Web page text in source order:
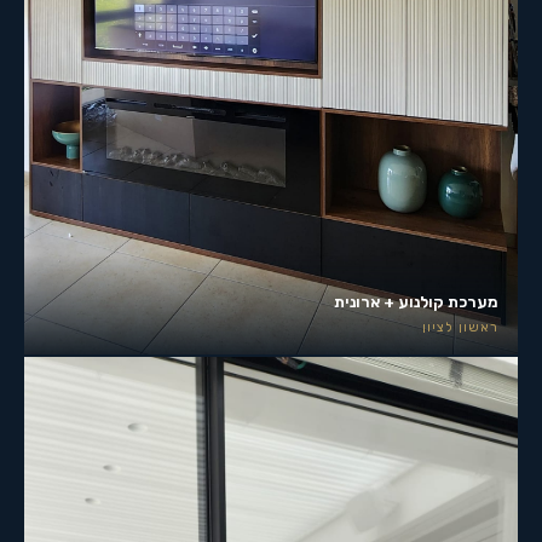
מערכת קולנוע + ארונית
ראשון לציון